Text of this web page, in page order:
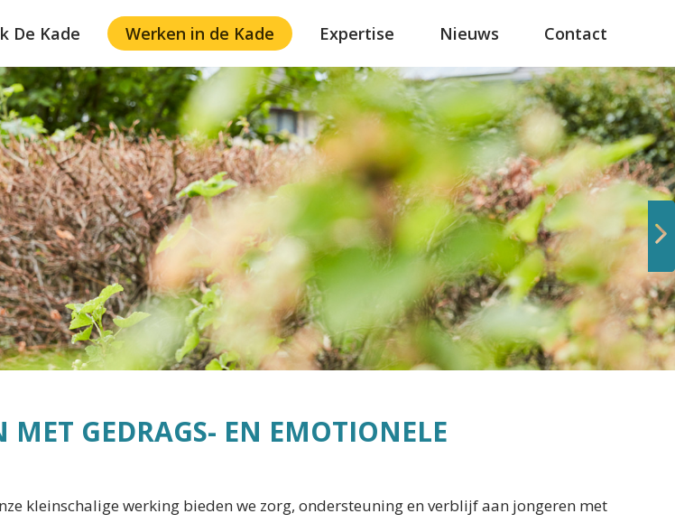
De Kade Werken in de Kade Expertise Nieuws Contact
Volgende
MET GEDRAGS- EN EMOTIONELE
kleinschalige werking bieden we zorg, ondersteuning en verblijf aan jongeren met